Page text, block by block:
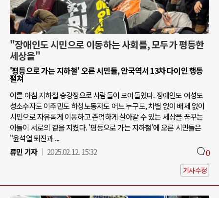
"장애인도 시민으로 이동하는 사회를, 모두가 평등한
세상을"
'평등으로 가는 지하철' 오른 시민들, 안국역서 13차 다이인 행동
펼쳐
이른 아침 지하철 승강장으로 사람들이 모여들었다. 장애인도 여성도
성소수자도 이주민도 하청노동자도 어느 누구도, 차별 없이 배제 없이
시민으로 자유롭게 이동하고 존엄하게 살아갈 수 있는 세상을 꿈꾸는
이들이 서로의 곁을 지켰다. '평등으로 가는 지하철'에 오른 시민들은
"윤석열 퇴진과 ...
류민 기자
2025.02.12. 15:32 0
기사수정